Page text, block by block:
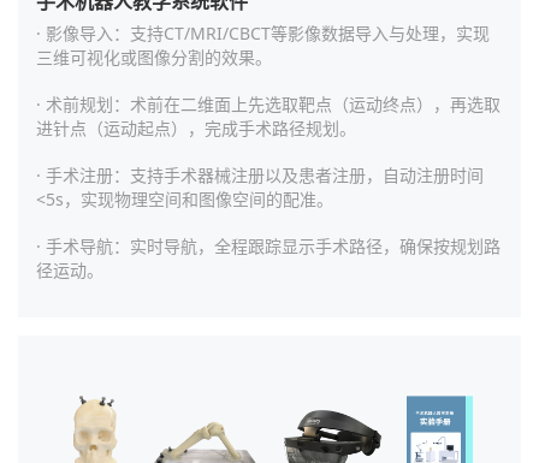
· 影像导入：支持CT/MRI/CBCT等影像数据导入与处理，实现
三维可视化或图像分割的效果。
· 术前规划：术前在二维面上先选取靶点（运动终点），再选取
进针点（运动起点），完成手术路径规划。
· 手术注册：支持手术器械注册以及患者注册，自动注册时间
<5s，实现物理空间和图像空间的配准。
· 手术导航：实时导航，全程跟踪显示手术路径，确保按规划路
径运动。